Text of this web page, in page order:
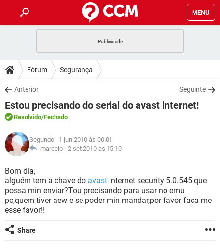
MENU
CELULAR
OUTLOOK
INSTAGRAM GMAIL
GUIA DE COMPRAS
DICAS
JOGOS
OUTLOOK
INSTAGRAM
GUIA DE COMPRAS
DOWNLOADS
JOGOS WHATSAPP
CELULAR
OUTLOOK
INSTAGRAM
GUIA DE COMPRAS
FÓRUM
JOGOS
CELULAR FACEBOOK
INSTAGRAM GMAIL
GUIA DE COMPRAS
GLOSSÁRIO
JOGOS
CELULAR
OUTLOOK EXCEL
INSTAGRAM
Fórum Segurança
Anterior Seguinte
Estou precisando do serial do avast internet!
Resolvido/Fechado
Segundo - 1 jun 2010 às 00:01
marcelo - 2 set 2010 às 15:10
Bom dia,
alguém tem a chave do avast internet security 5.0.545 que
possa min enviar?Tou precisando para usar no emu
pc,quem tiver aew e se poder min mandar,por favor faça-me
esse favor!!
Share